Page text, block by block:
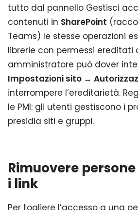
tutto dal pannello Gestisci
contenuti in SharePoint
Teams) le stesse operazioni
librerie con permessi ereditati
amministratore può dover
Impostazioni sito →
interrompere l’ereditarietà.
le PMI: gli utenti gestiscono i
presidia siti e gruppi.
Rimuovere
i link
Per togliere l’accesso a una